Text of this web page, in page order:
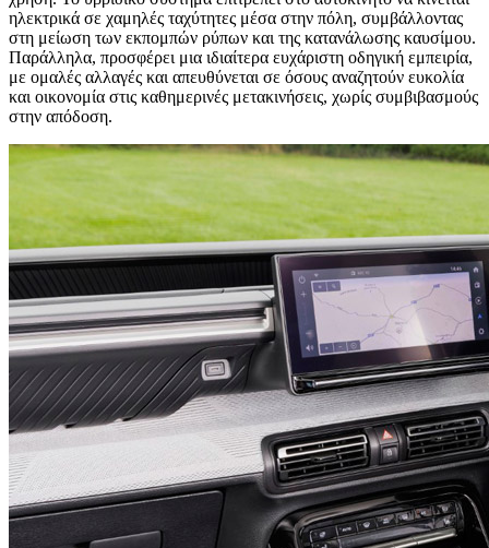
ηλεκτρικά σε χαμηλές ταχύτητες μέσα στην πόλη, συμβάλλοντας
στη μείωση των εκπομπών ρύπων και της κατανάλωσης καυσίμου.
Παράλληλα, προσφέρει μια ιδιαίτερα ευχάριστη οδηγική εμπειρία,
με ομαλές αλλαγές και απευθύνεται σε όσους αναζητούν ευκολία
και οικονομία στις καθημερινές μετακινήσεις, χωρίς συμβιβασμούς
στην απόδοση.